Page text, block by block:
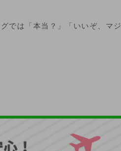
では「本当？」「いいぞ、マジ